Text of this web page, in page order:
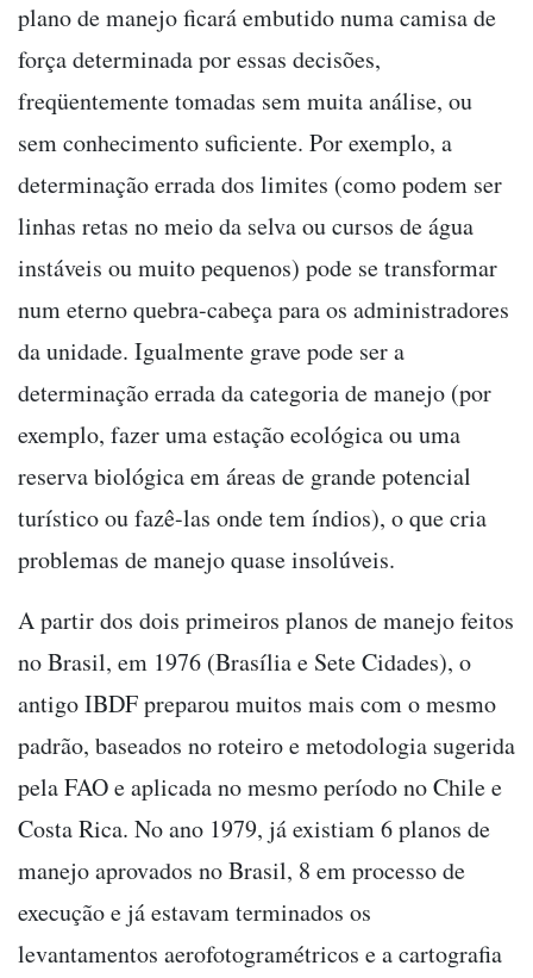
plano de manejo ficará embutido numa camisa de
força determinada por essas decisões,
freqüentemente tomadas sem muita análise, ou
sem conhecimento suficiente. Por exemplo, a
determinação errada dos limites (como podem ser
linhas retas no meio da selva ou cursos de água
instáveis ou muito pequenos) pode se transformar
num eterno quebra-cabeça para os administradores
da unidade. Igualmente grave pode ser a
determinação errada da categoria de manejo (por
exemplo, fazer uma estação ecológica ou uma
reserva biológica em áreas de grande potencial
turístico ou fazê-las onde tem índios), o que cria
problemas de manejo quase insolúveis.
A partir dos dois primeiros planos de manejo feitos
no Brasil, em 1976 (Brasília e Sete Cidades), o
antigo IBDF preparou muitos mais com o mesmo
padrão, baseados no roteiro e metodologia sugerida
pela FAO e aplicada no mesmo período no Chile e
Costa Rica. No ano 1979, já existiam 6 planos de
manejo aprovados no Brasil, 8 em processo de
execução e já estavam terminados os
levantamentos aerofotogramétricos e a cartografia